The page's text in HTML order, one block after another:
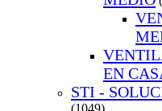
EN
STI -